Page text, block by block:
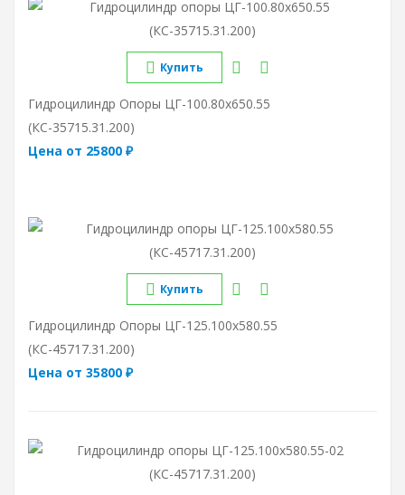
Купить
Гидроцилиндр Опоры ЦГ-100.80х650.55
(КС-35715.31.200)
Цена от 25800 ₽
Купить
Гидроцилиндр Опоры ЦГ-125.100х580.55
(КС-45717.31.200)
Цена от 35800 ₽